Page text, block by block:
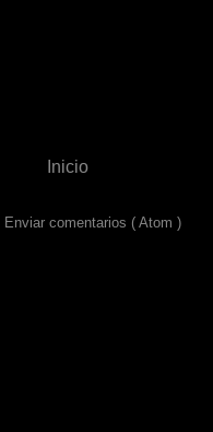
Inicio
Enviar comentarios ( Atom )